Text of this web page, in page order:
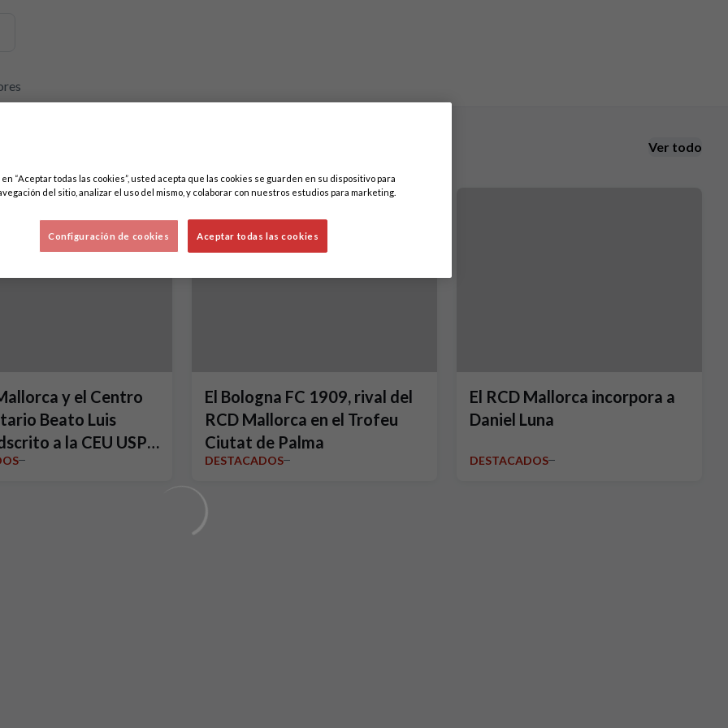
contenidos relacionados con esta. Mínimo tres caracteres.
Ver todo
y el Centro
Beato Luis
a la CEU USP,
acuerdo estratégico
El Bologna FC 1909, rival del
RCD Mallorca en el Trofeu
Ciutat de Palma
DESTACADOS
El RCD Mallorca incorpora a
Daniel Luna
DESTACADOS
“Aceptar todas las cookies”, usted acepta que las cookies se guarden en su dispositivo para
del sitio, analizar el uso del mismo, y colaborar con nuestros estudios para marketing.
Aceptar todas las cookies
Configuración de cookies